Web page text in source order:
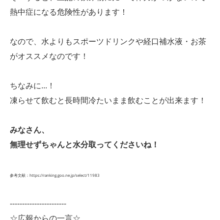
熱中症になる危険性があります！
なので、水よりもスポーツドリンクや経口補水液・お茶
がオススメなのです！
ちなみに...！
凍らせて飲むと長時間冷たいまま飲むことが出来ます！
みなさん、
無理せずちゃんと水分取ってくださいね！
参考文献：https://ranking.goo.ne.jp/select/11983
-----------------------